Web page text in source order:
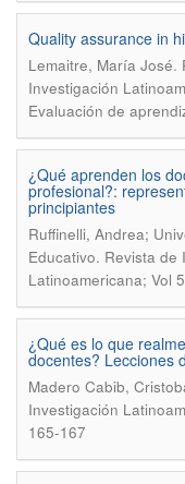
Quality assurance in
Lemaitre, María José.
Investigación
Evaluación de
¿Qué aprenden los
profesional?:
principiantes
Ruffinelli, Andrea;
Educativo. Revista de
Latinoamericana; Vol
¿Qué es lo que
docentes? Lecciones
Madero Cabib,
Investigación
165-167